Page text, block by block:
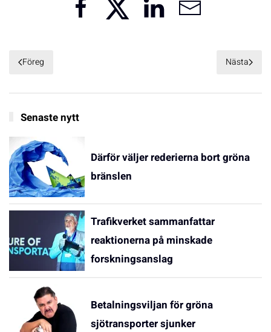
Föreg Nästa
Senaste nytt
Därför väljer rederierna bort gröna
bränslen
Trafikverket sammanfattar
reaktionerna på minskade
forskningsanslag
Betalningsviljan för gröna
sjötransporter sjunker